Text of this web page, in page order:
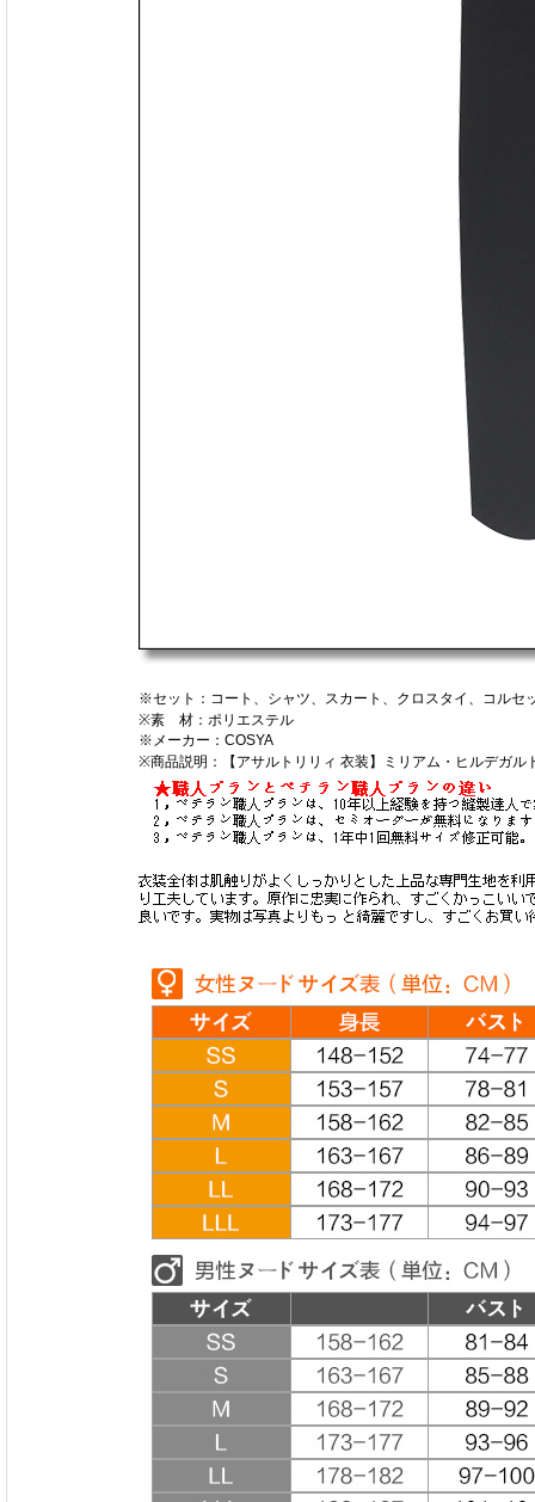
※セット：コート、シャツ、スカート、クロスタイ、コルセ
※素 材：ポリエステル
※メーカー：COSYA
※商品説明：【アサルトリリィ 衣装】ミリアム・ヒルデガ